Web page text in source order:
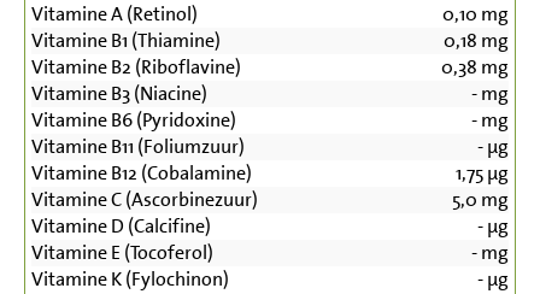
Vitamine A (Retinol) 0,10 mg
Vitamine B1 (Thiamine)
0,18 mg
Vitamine B2 (Riboflavine)
0,38 mg
Vitamine B3 (Niacine)
-mg
Vitamine B6 (Pyridoxine)
-mg
Vitamine B11 (Foliumzuur)
-µg
Vitamine B12 (Cobalamine)
1,75µg
Vitamine C (Ascorbinezuur)
5,0 mg
Vitamine D (Calcifine)
-µg
Vitamine E (Tocoferol)
-mg
Vitamine K (Fylochinon)
-µg